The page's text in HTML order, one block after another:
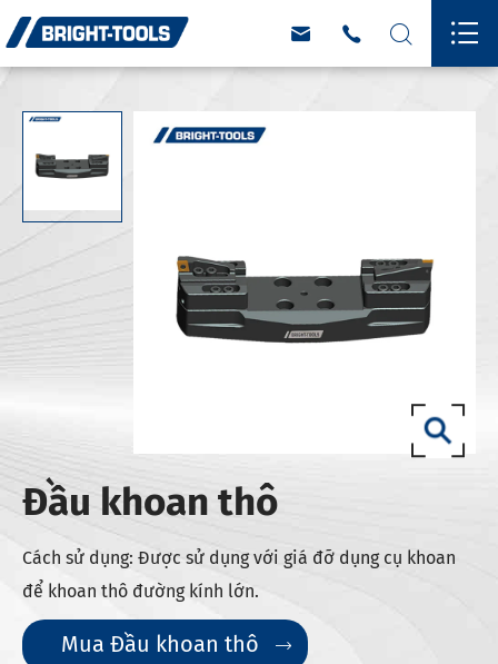
   
Đầu khoan thô
Cách sử dụng: Được sử dụng với giá đỡ dụng cụ khoan
để khoan thô đường kính lớn.
Mua Đầu khoan thô 